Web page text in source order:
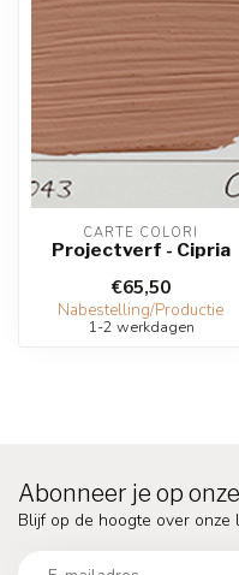
CARTE COLORI
Projectverf - Cipria
€65,50
Nabestelling/Productie
1-2 werkdagen
Abonneer je op
Blijf op de hoogte over onze